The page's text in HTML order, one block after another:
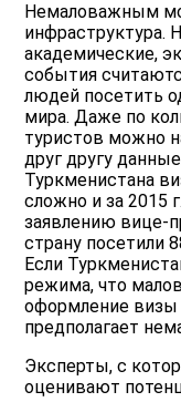
Немаловажным
инфраструктура.
академические,
события
людей посетить
мира. Даже по
туристов можно
друг другу
Туркменистана
сложно и за 2015
заявлению вице-
страну посетили
Если
режима, что
оформление визы
предполагает
Эксперты, с
оценивают